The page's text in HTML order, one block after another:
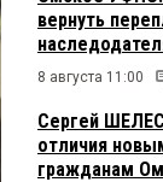
вернуть
8 августа 11:00
Сергей
отличия
гражданам